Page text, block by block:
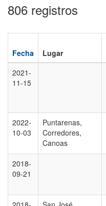
806 registros
Fecha Lugar
2021-
11-15
2022-
10-03
Puntarenas,
Corredores,
Canoas
2018-
09-21